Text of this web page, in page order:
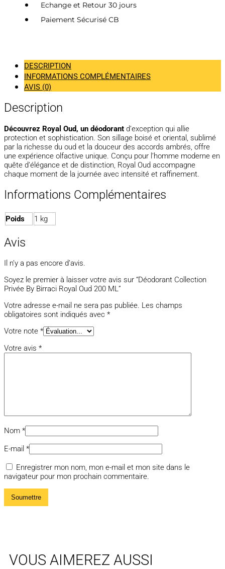
Echange et Retour 30 jours
Paiement Sécurisé CB
DESCRIPTION
INFORMATIONS COMPLÉMENTAIRES
AVIS (0)
Description
Découvrez Royal Oud, un déodorant d’exception qui allie
protection et sophistication. Son sillage boisé et oriental, sublimé
par la richesse du oud et la douceur des accords ambrés, offre
une expérience olfactive unique. Conçu pour l’homme moderne en
quête d’élégance et de distinction, Royal Oud accompagne
chaque moment de la journée avec intensité et raffinement.
Informations Complémentaires
Poids 1 kg
Avis
Il n’y a pas encore d’avis.
Soyez le premier à laisser votre avis sur “Déodorant Collection
Privée By Birraci Royal Oud 200 ML”
Votre adresse e-mail ne sera pas publiée. Les champs
obligatoires sont indiqués avec *
Votre note *
Votre avis *
Nom *
E-mail *
Enregistrer mon nom, mon e-mail et mon site dans le
navigateur pour mon prochain commentaire.
VOUS AIMEREZ AUSSI